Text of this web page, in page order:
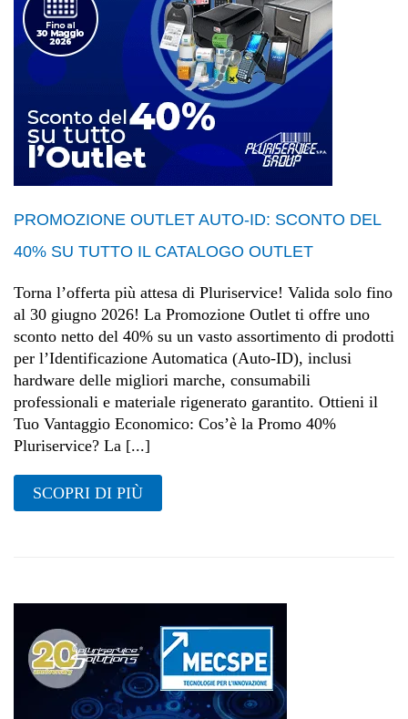
PROMOZIONE OUTLET AUTO-ID: SCONTO DEL
40% SU TUTTO IL CATALOGO OUTLET
Torna l’offerta più attesa di Pluriservice! Valida solo fino
al 30 giugno 2026! La Promozione Outlet ti offre uno
sconto netto del 40% su un vasto assortimento di prodotti
per l’Identificazione Automatica (Auto-ID), inclusi
hardware delle migliori marche, consumabili
professionali e materiale rigenerato garantito. Ottieni il
Tuo Vantaggio Economico: Cos’è la Promo 40%
Pluriservice? La [...]
SCOPRI DI PIÙ